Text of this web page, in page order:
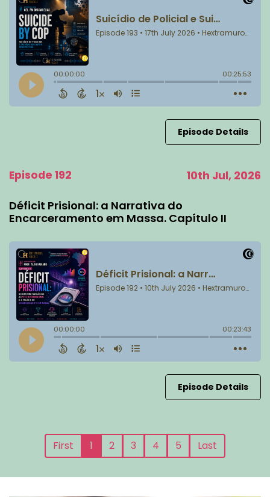
Episode Details
Episode 192 10th Jul, 2026
Déficit Prisional: a Narrativa do
Encarceramento em Massa. Capítulo II
Episode Details
First 1 2 3 4 5 Last